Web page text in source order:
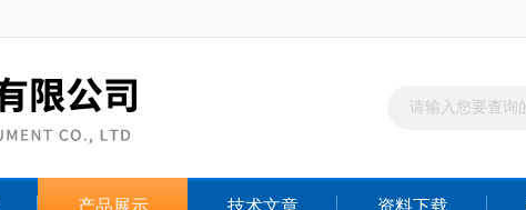
产品展示 技术文章 资料下载